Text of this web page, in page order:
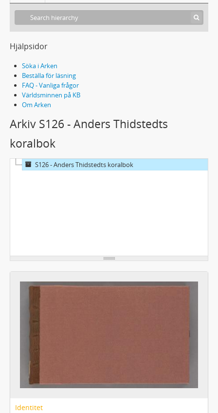
Hjälpsidor
Söka i Arken
Beställa för läsning
FAQ - Vanliga frågor
Världsminnen på KB
Om Arken
Arkiv S126 - Anders Thidstedts
koralbok
S126 - Anders Thidstedts koralbok
Identitet